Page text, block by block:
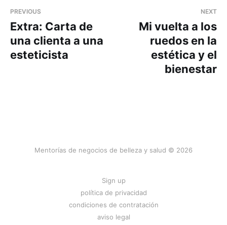
PREVIOUS
Extra: Carta de
una clienta a una
esteticista
NEXT
Mi vuelta a los
ruedos en la
estética y el
bienestar
Mentorías de negocios de belleza y salud © 2026
Sign up
política de privacidad
condiciones de contratación
aviso legal